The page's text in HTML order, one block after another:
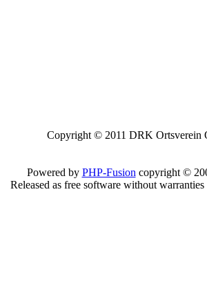
Copyright © 2011 DRK Ortsverein
Powered by PHP-Fusion copyright ©
Released as free software without